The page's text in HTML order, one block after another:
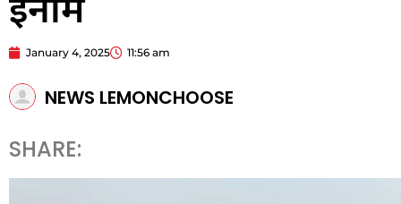
January 4, 2025 11:56 am
NEWS LEMONCHOOSE
SHARE: